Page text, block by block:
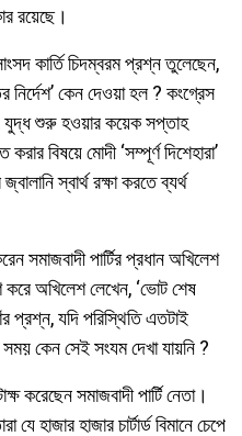
রয়েছে।
কার্তি চিদম্বরম প্রশ্ন তুলেছেন,
নির্দেশ’ কেন দেওয়া হল ? কংগ্রেস
যুদ্ধ শুরু হওয়ার কয়েক সপ্তাহ
বিষয়ে মোদী ‘সম্পূর্ণ দিশেহারা’
স্বার্থ রক্ষা করতে ব্যর্থ
সমাজবাদী পার্টির প্রধান অখিলেশ
অখিলেশ লেখেন, ‘ভোট শেষ
প্রশ্ন, যদি পরিস্থিতি এতটাই
সময় কেন সেই সংযম দেখা যায়নি ?
করেছেন সমাজবাদী পার্টি নেতা।
হাজার হাজার চার্টার্ড বিমানে চেপে